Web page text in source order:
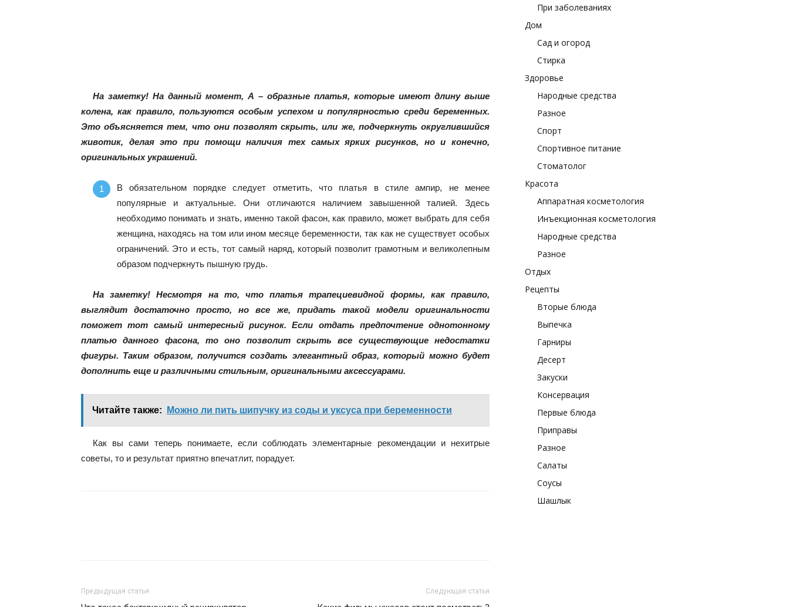
На заметку! На данный момент, А – образные платья, которые имеют длину выше
колена, как правило, пользуются особым успехом и популярностью среди беременных.
Это объясняется тем, что они позволят скрыть, или же, подчеркнуть округлившийся
животик, делая это при помощи наличия тех самых ярких рисунков, но и конечно,
оригинальных украшений.
В обязательном порядке следует отметить, что платья в стиле ампир, не менее
популярные и актуальные. Они отличаются наличием завышенной талией. Здесь
необходимо понимать и знать, именно такой фасон, как правило, может выбрать для себя
женщина, находясь на том или ином месяце беременности, так как не существует особых
ограничений. Это и есть, тот самый наряд, который позволит грамотным и великолепным
образом подчеркнуть пышную грудь.
На заметку! Несмотря на то, что платья трапециевидной формы, как правило,
выглядит достаточно просто, но все же, придать такой модели оригинальности
поможет тот самый интересный рисунок. Если отдать предпочтение однотонному
платью данного фасона, то оно позволит скрыть все существующие недостатки
фигуры. Таким образом, получится создать элегантный образ, который можно будет
дополнить еще и различными стильным, оригинальными аксессуарами.
Читайте также: Можно ли пить шипучку из соды и уксуса при беременности
Как вы сами теперь понимаете, если соблюдать элементарные рекомендации и нехитрые
советы, то и результат приятно впечатлит, порадует.
Предыдущая статья Следующая статья
При заболеваниях
Дом
Сад и огород
Стирка
Здоровье
Народные средства
Разное
Спорт
Спортивное питание
Стоматолог
Красота
Аппаратная косметология
Инъекционная косметология
Народные средства
Разное
Отдых
Рецепты
Вторые блюда
Выпечка
Гарниры
Десерт
Закуски
Консервация
Первые блюда
Приправы
Разное
Салаты
Соусы
Шашлык